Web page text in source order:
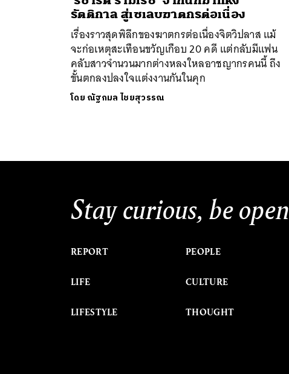
รัตติกาล สู่เซเลบฆาตกรต่อเนื่อง
เรื่องราวสุดพิลึกของฆาตกรต่อเนื่องจิตวิปลาส แม้
จะก่อเหตุสะเทือนขวัญเกือบ 20 คดี แต่กลับมีแฟน
คลับสาวจำนวนมากต่างหลงใหลอาชญากรคนนี้ ถึง
ขั้นตกลงปลงใจแต่งงานกันในคุก
โดย ณัฐกมล ไชยสุวรรณ
Stay curious, be open
REPORT
LIFE
LIFESTYLE
PEOPLE
CULTURE
THOUGHT